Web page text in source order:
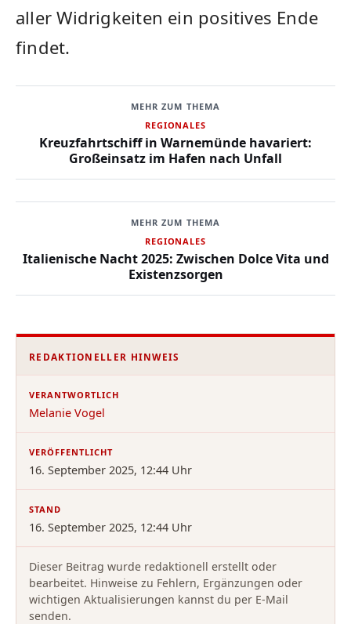
aller Widrigkeiten ein positives Ende
findet.
MEHR ZUM THEMA
REGIONALES
Kreuzfahrtschiff in Warnemünde havariert:
Großeinsatz im Hafen nach Unfall
MEHR ZUM THEMA
REGIONALES
Italienische Nacht 2025: Zwischen Dolce Vita und
Existenzsorgen
REDAKTIONELLER HINWEIS
VERANTWORTLICH
Melanie Vogel
VERÖFFENTLICHT
16. September 2025, 12:44 Uhr
STAND
16. September 2025, 12:44 Uhr
Dieser Beitrag wurde redaktionell erstellt oder
bearbeitet. Hinweise zu Fehlern, Ergänzungen oder
wichtigen Aktualisierungen kannst du per E-Mail
senden.